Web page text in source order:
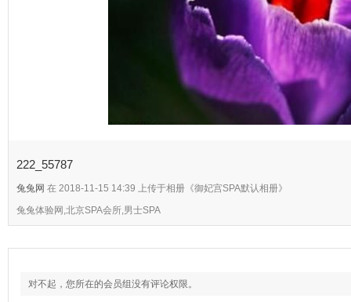
222_55787
兔兔网 在 2018-11-15 14:39 上传于相册《御妃宫SPA默认相册》
兔兔体验网,北京SPA会所,男士SPA
对不起，您所在的会员组没有评论权限。